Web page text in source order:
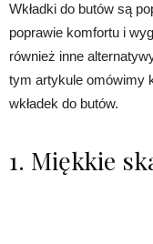
Wkładki do butów są
poprawie komfortu i
również inne
tym artykule omówimy
wkładek do butów.
1. Miękkie